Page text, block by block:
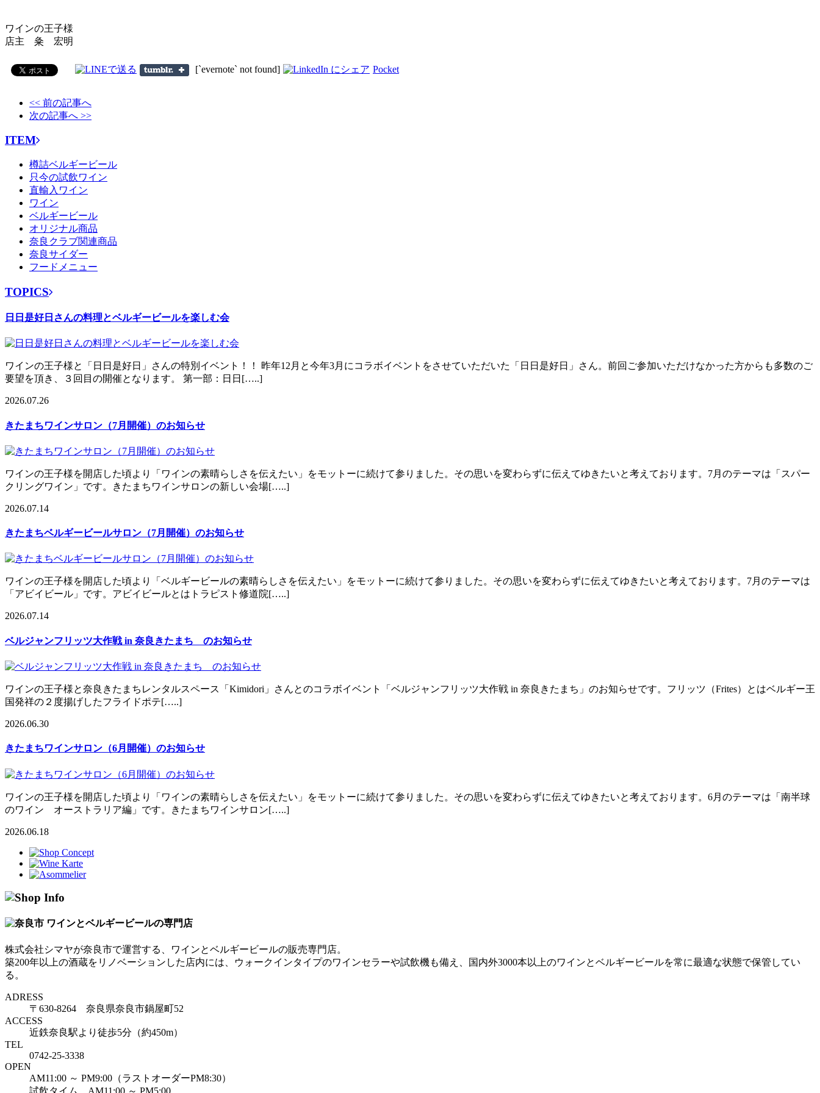
ワインの王子様
店主 粂 宏明
[`evernote` not found] Pocket
<< 前の記事へ
次の記事へ >>
ITEM
樽詰ベルギービール
只今の試飲ワイン
直輸入ワイン
ワイン
ベルギービール
オリジナル商品
奈良クラブ関連商品
奈良サイダー
フードメニュー
TOPICS
日日是好日さんの料理とベルギービールを楽しむ会
ワインの王子様と「日日是好日」さんの特別イベント！！ 昨年12月と今年3月にコラボイベントをさせていただいた「日日是好日」さん。前回ご参加いただけなかった方からも多数のご
要望を頂き、３回目の開催となります。 第一部：日日[…..]
2026.07.26
きたまちワインサロン（7月開催）のお知らせ
ワインの王子様を開店した頃より「ワインの素晴らしさを伝えたい」をモットーに続けて参りました。その思いを変わらずに伝えてゆきたいと考えております。7月のテーマは「スパー
クリングワイン」です。きたまちワインサロンの新しい会場[…..]
2026.07.14
きたまちベルギービールサロン（7月開催）のお知らせ
ワインの王子様を開店した頃より「ベルギービールの素晴らしさを伝えたい」をモットーに続けて参りました。その思いを変わらずに伝えてゆきたいと考えております。7月のテーマは
「アビイビール」です。アビイビールとはトラピスト修道院[…..]
2026.07.14
ベルジャンフリッツ大作戦 in 奈良きたまち のお知らせ
ワインの王子様と奈良きたまちレンタルスペース「Kimidori」さんとのコラボイベント「ベルジャンフリッツ大作戦 in 奈良きたまち」のお知らせです。フリッツ（Frites）とはベルギー王
国発祥の２度揚げしたフライドポテ[…..]
2026.06.30
きたまちワインサロン（6月開催）のお知らせ
ワインの王子様を開店した頃より「ワインの素晴らしさを伝えたい」をモットーに続けて参りました。その思いを変わらずに伝えてゆきたいと考えております。6月のテーマは「南半球
のワイン オーストラリア編」です。きたまちワインサロン[…..]
2026.06.18
株式会社シマヤが奈良市で運営する、ワインとベルギービールの販売専門店。
築200年以上の酒蔵をリノベーションした店内には、ウォークインタイプのワインセラーや試飲機も備え、国内外3000本以上のワインとベルギービールを常に最適な状態で保管してい
る。
ADRESS
〒630-8264 奈良県奈良市鍋屋町52
ACCESS
近鉄奈良駅より徒歩5分（約450m）
TEL
0742-25-3338
OPEN
AM11:00 ～ PM9:00（ラストオーダーPM8:30）
試飲タイム AM11:00 ～ PM5:00